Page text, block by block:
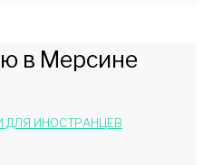
в Мерсине
ДЛЯ ИНОСТРАНЦЕВ